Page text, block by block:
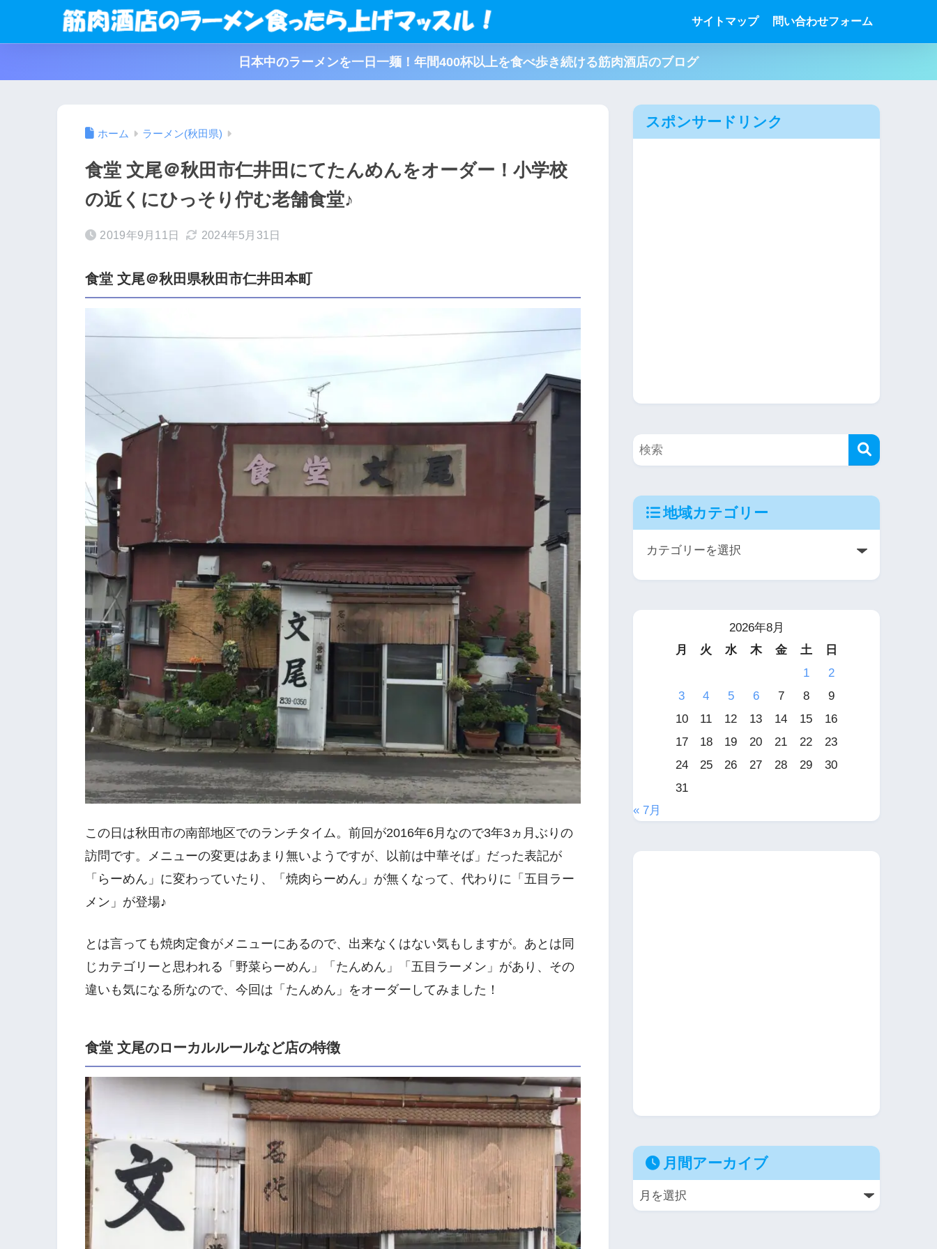
サイトマップ 問い合わせフォーム
日本中のラーメンを一日一麺！年間400杯以上を食べ歩き続ける筋肉酒店のブログ
ホーム ラーメン(秋田県)
食堂 文尾＠秋田市仁井田にてたんめんをオーダー！小学校
の近くにひっそり佇む老舗食堂♪
2019年9月11日 2024年5月31日
食堂 文尾＠秋田県秋田市仁井田本町
この日は秋田市の南部地区でのランチタイム。前回が2016年6月なので3年3ヵ月ぶりの
訪問です。メニューの変更はあまり無いようですが、以前は中華そば」だった表記が
「らーめん」に変わっていたり、「焼肉らーめん」が無くなって、代わりに「五目ラー
メン」が登場♪
とは言っても焼肉定食がメニューにあるので、出来なくはない気もしますが。あとは同
じカテゴリーと思われる「野菜らーめん」「たんめん」「五目ラーメン」があり、その
違いも気になる所なので、今回は「たんめん」をオーダーしてみました！
食堂 文尾のローカルルールなど店の特徴
スポンサードリンク
地域カテゴリー
2026年8月
月
火 水 木 金 土
日
1
2
3
4 5 6 7 8
9
10
11 12 13 14 15
16
17
18 19 20 21 22
23
24
25 26 27 28 29
30
31
« 7月
月間アーカイブ